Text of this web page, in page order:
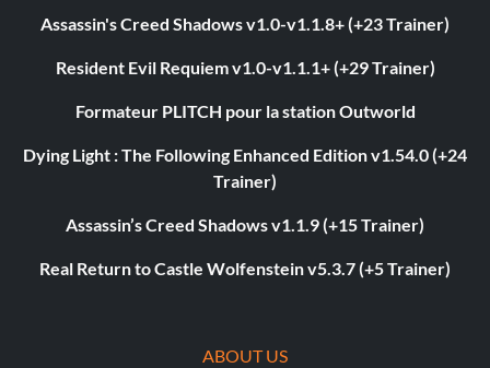
Assassin's Creed Shadows v1.0-v1.1.8+ (+23 Trainer)
Resident Evil Requiem v1.0-v1.1.1+ (+29 Trainer)
Formateur PLITCH pour la station Outworld
Dying Light : The Following Enhanced Edition v1.54.0 (+24
Trainer)
Assassin’s Creed Shadows v1.1.9 (+15 Trainer)
Real Return to Castle Wolfenstein v5.3.7 (+5 Trainer)
ABOUT US